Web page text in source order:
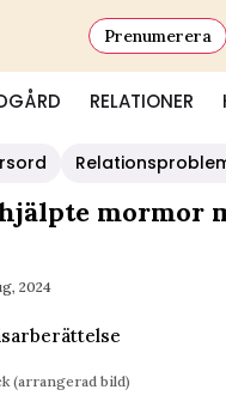
RELATIONER
Prenumerera
hjälpte mormor
2024
(arrangerad bild)